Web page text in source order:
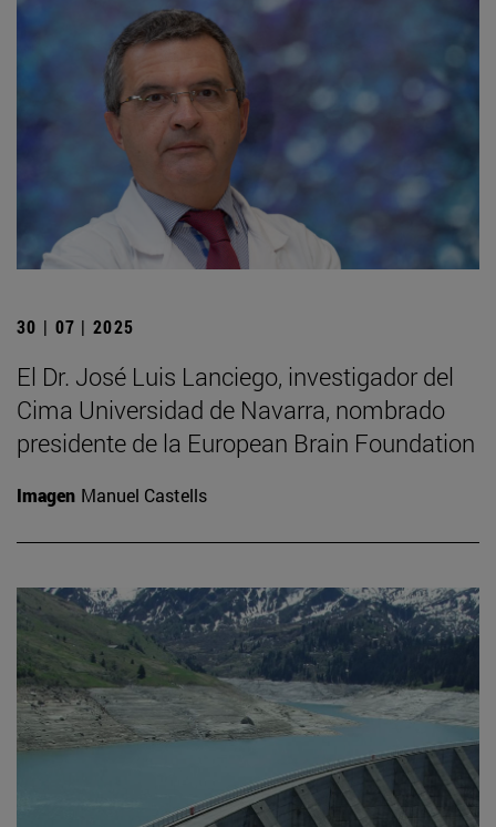
30 | 07 | 2025
El Dr. José Luis Lanciego, investigador del
Cima Universidad de Navarra, nombrado
presidente de la European Brain Foundation
Imagen Manuel Castells